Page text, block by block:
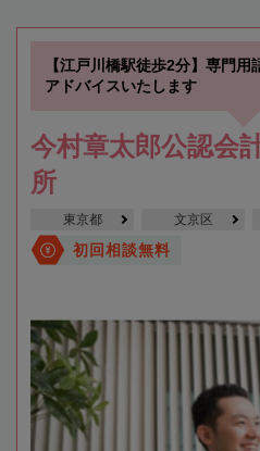
【江戸川橋駅徒歩2分】専門用
アドバイスいたします
今村章太郎公認会
所
東京都 文京区
初回相談無料